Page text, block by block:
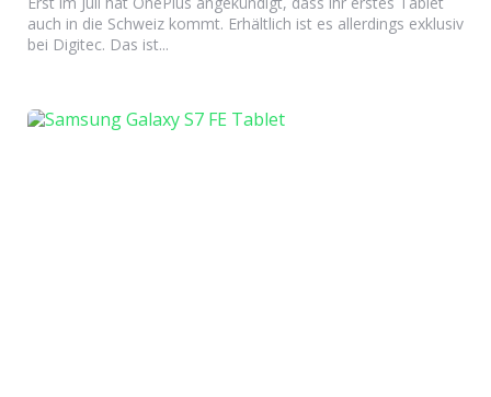
auch in die Schweiz kommt. Erhältlich ist es allerdings exklusiv
bei Digitec. Das ist...